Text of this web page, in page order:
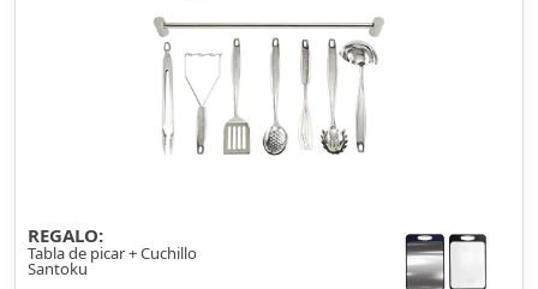
REGALO:
Tabla de picar + Cuchillo
Santoku